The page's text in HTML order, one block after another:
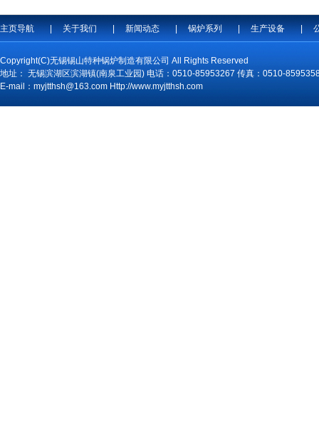
主页导航 | 关于我们 | 新闻动态 | 锅炉系列 | 生产设备 |
Copyright(C)无锡锡山特种锅炉制造有限公司 All Rights Reserved
地址： 无锡滨湖区滨湖镇(南泉工业园) 电话：0510-85953267 传真：0510-
E-mail：myjtthsh@163.com Http://www.myjtthsh.com